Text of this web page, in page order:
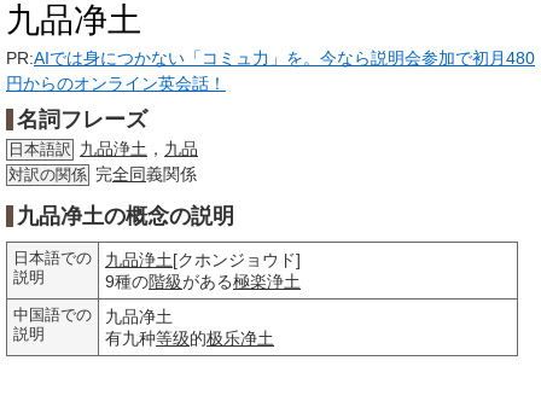
九品净土
PR:AIでは身につかない「コミュ力」を。今なら説明会参加で初月480
円からのオンライン英会話！
名詞フレーズ
日本語訳 九品浄土 ， 九品
対訳の関係 完全同義関係
九品净土の概念の説明
日本語での
説明
九品浄土[クホンジョウド]
9種の階級がある極楽浄土
中国語での
説明
九品净土
有九种等级的极乐净土